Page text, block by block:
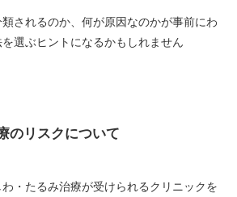
されるのか、何が原因なのかが事前にわ
選ぶヒントになるかもしれません
のリスクについて
・たるみ治療が受けられるクリニックを